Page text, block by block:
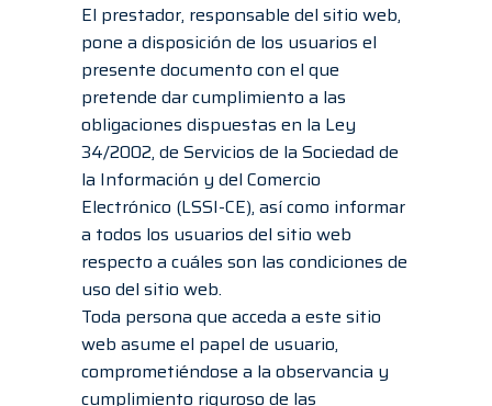
El prestador, responsable del sitio web,
pone a disposición de los usuarios el
presente documento con el que
pretende dar cumplimiento a las
obligaciones dispuestas en la Ley
34/2002, de Servicios de la Sociedad de
la Información y del Comercio
Electrónico (LSSI-CE), así como informar
a todos los usuarios del sitio web
respecto a cuáles son las condiciones de
uso del sitio web.
Toda persona que acceda a este sitio
web asume el papel de usuario,
comprometiéndose a la observancia y
cumplimiento riguroso de las